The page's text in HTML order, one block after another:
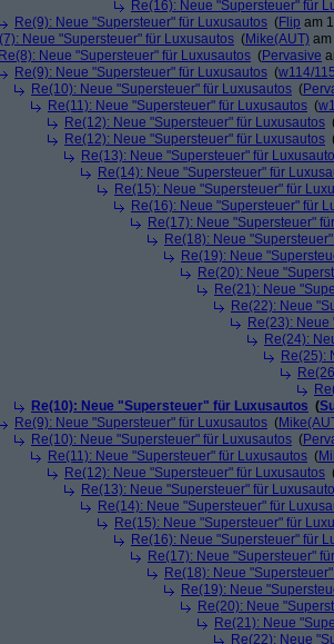
Re(16): Neue "Supersteuer" für
Re(9): Neue "Supersteuer" für Luxusautos (Flip am
Neue "Supersteuer" für Luxusautos (Mike(AUT)
Re(8): Neue "Supersteuer" für Luxusautos (Pervasive
Re(9): Neue "Supersteuer" für Luxusautos (w114/
Re(10): Neue "Supersteuer" für Luxusautos (
Re(11): Neue "Supersteuer" für Luxusautos (
Re(12): Neue "Supersteuer" für Luxusautos
Re(12): Neue "Supersteuer" für Luxusautos
Re(13): Neue "Supersteuer" für
Re(14): Neue "Supersteuer" für
Re(15): Neue "Supersteuer" für
Re(16): Neue "Supersteuer" für
Re(17): Neue "Supersteuer"
Re(18): Neue
Re(19): Neue
Re(20): Neue
Re(21): Neue
Re(22): Neue
Re(23):
Re(24):
Re(25):
Re(10): Neue "Supersteuer" für Luxusautos (
Re(9): Neue "Supersteuer" für Luxusautos (
Re(10): Neue "Supersteuer" für Luxusautos (
Re(11): Neue "Supersteuer" für Luxusautos (
Re(12): Neue "Supersteuer" für Luxusautos
Re(13): Neue "Supersteuer" für
Re(14): Neue "Supersteuer" für
Re(15): Neue "Supersteuer" für
Re(16): Neue "Supersteuer" für
Re(17): Neue "Supersteuer"
Re(18): Neue
Re(19): Neue
Re(20): Neue
Re(21): Neue
Re(22): Neue